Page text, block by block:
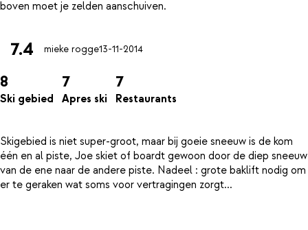
7.4 mieke rogge13-11-2014
8
Ski gebied
7
Apres ski
7
Restaurants
Skigebied is niet super-groot, maar bij goeie sneeuw is de kom
één en al piste, Joe skiet of boardt gewoon door de diep sneeuw
van de ene naar de andere piste. Nadeel : grote baklift nodig om